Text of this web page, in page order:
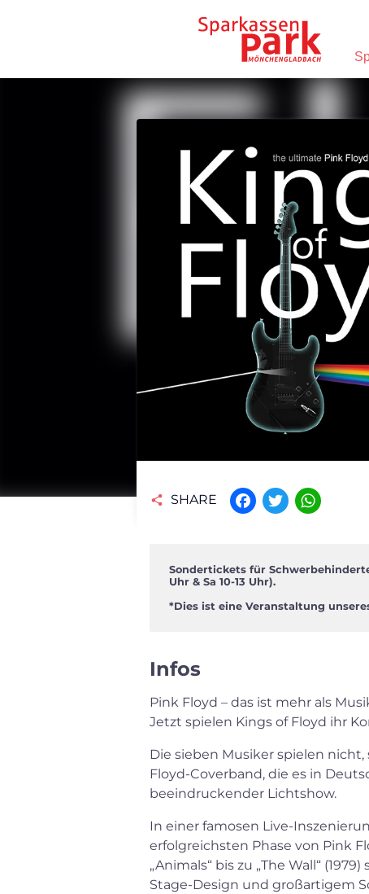
SHARE
Sondertickets für
Uhr & Sa 10-13 Uhr).
*Dies ist eine Veranstaltung
Infos
Pink Floyd – das ist mehr als
Jetzt spielen Kings of Floyd ihr
Die sieben Musiker spielen
Floyd-Coverband, die es in
beeindruckender Lichtshow.
In einer famosen Live-
erfolgreichsten Phase von Pink
„Animals“ bis zu „The Wall“
Stage-Design und großartigem